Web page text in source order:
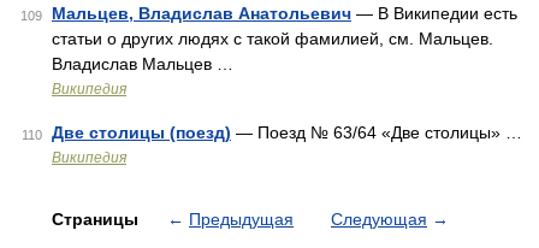
109 Мальцев, Владислав Анатольевич — В Википедии есть
статьи о других людях с такой фамилией, см. Мальцев.
Владислав Мальцев …
Википедия
110 Две столицы (поезд) — Поезд № 63/64 «Две столицы» …
Википедия
Страницы ← Предыдущая Следующая →